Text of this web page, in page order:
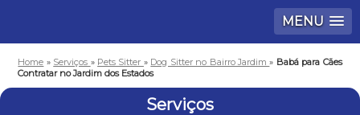
MENU
Home » Serviços » Pets Sitter » Dog Sitter no Bairro Jardim» Babá para Cães
Contratar no Jardim dos Estados
Serviços